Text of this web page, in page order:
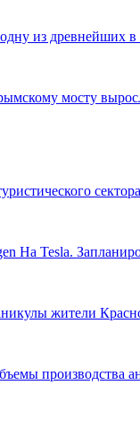
из древнейших в
мосту
На Tesla.
жители
производства